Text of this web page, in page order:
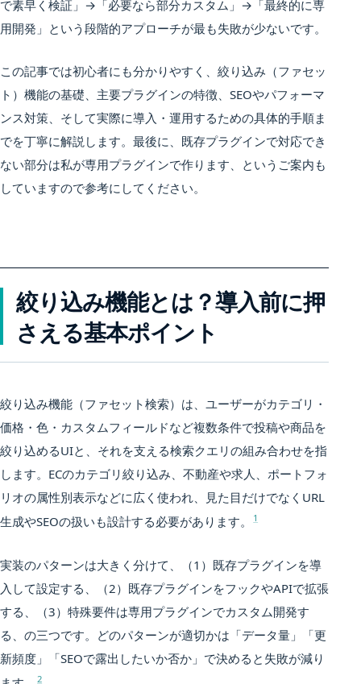
で素早く検証」→「必要なら部分カスタム」→「最終的に専
用開発」という段階的アプローチが最も失敗が少ないです。
この記事では初心者にも分かりやすく、絞り込み（ファセッ
ト）機能の基礎、主要プラグインの特徴、SEOやパフォーマ
ンス対策、そして実際に導入・運用するための具体的手順ま
でを丁寧に解説します。最後に、既存プラグインで対応でき
ない部分は私が専用プラグインで作ります、というご案内も
していますので参考にしてください。
絞り込み機能とは？導入前に押
さえる基本ポイント
絞り込み機能（ファセット検索）は、ユーザーがカテゴリ・
価格・色・カスタムフィールドなど複数条件で投稿や商品を
絞り込めるUIと、それを支える検索クエリの組み合わせを指
します。ECのカテゴリ絞り込み、不動産や求人、ポートフォ
リオの属性別表示などに広く使われ、見た目だけでなくURL
生成やSEOの扱いも設計する必要があります。
1
実装のパターンは大きく分けて、（1）既存プラグインを導
入して設定する、（2）既存プラグインをフックやAPIで拡張
する、（3）特殊要件は専用プラグインでカスタム開発す
る、の三つです。どのパターンが適切かは「データ量」「更
新頻度」「SEOで露出したいか否か」で決めると失敗が減り
2